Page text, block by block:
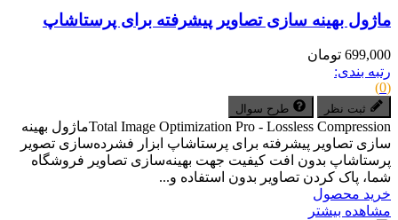
ماژول بهینه سازی تصاویر پیشرفته برای پرستاشاپ
699,000 تومان
رتبه بندی:
(0)
ثبت نظر طرح سوال
Total Image Optimization Pro - Lossless Compressionماژول بهینه
سازی تصاویر پیشرفته برای پرستاشاپ ابزار فشرده‌سازی تصویر
پرستاشاپ بدون افت کیفیت جهت بهینه‌سازی تصاویر فروشگاه
شما، پاک کردن تصاویر بدون استفاده و...
خرید محصول
مشاهده بیشتر